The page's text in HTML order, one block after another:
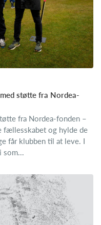
støtte fra Nordea-
fra Nordea-fonden –
fællesskabet og hylde de
får klubben til at leve. I
som...